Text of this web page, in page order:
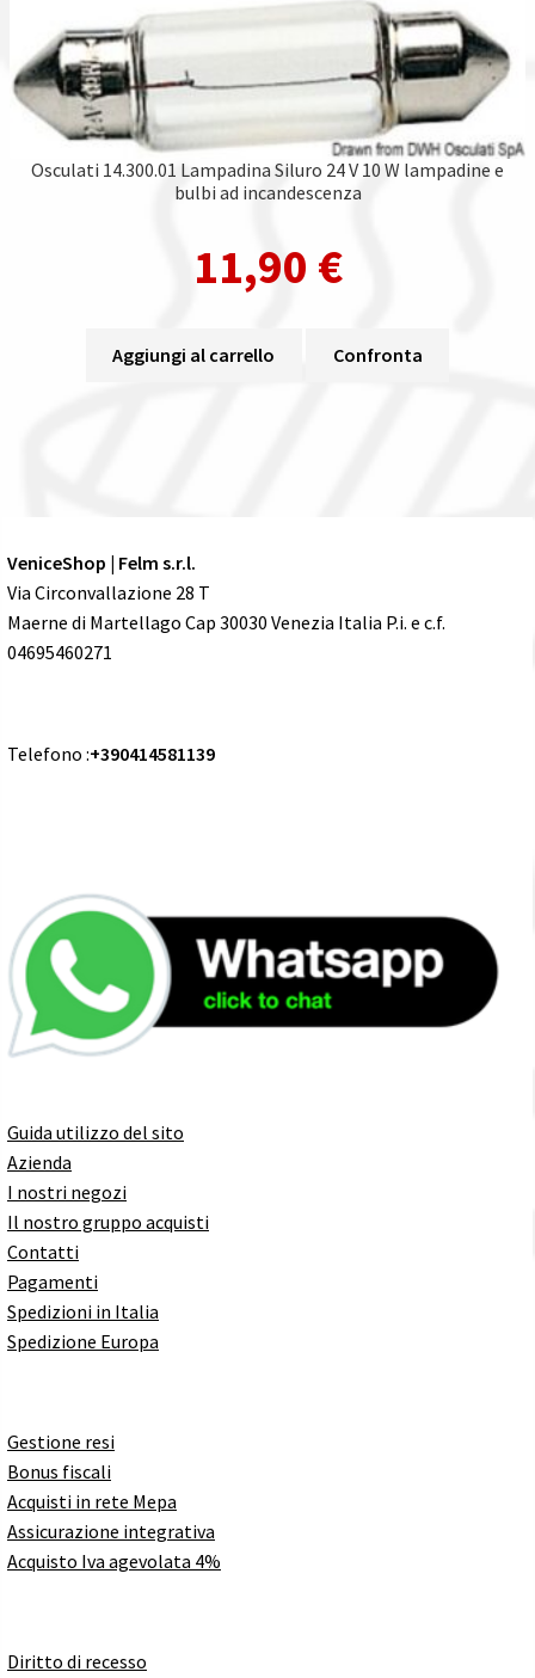
Osculati 14.300.01 Lampadina Siluro 24 V 10 W lampadine e
bulbi ad incandescenza
11,90 €
Aggiungi al carrello Confronta
VeniceShop | Felm s.r.l.
Via Circonvallazione 28 T
Maerne di Martellago Cap 30030 Venezia Italia P.i. e c.f.
04695460271
Telefono :+390414581139
Guida utilizzo del sito
Azienda
I nostri negozi
Il nostro gruppo acquisti
Contatti
Pagamenti
Spedizioni in Italia
Spedizione Europa
Gestione resi
Bonus fiscali
Acquisti in rete Mepa
Assicurazione integrativa
Acquisto Iva agevolata 4%
Diritto di recesso